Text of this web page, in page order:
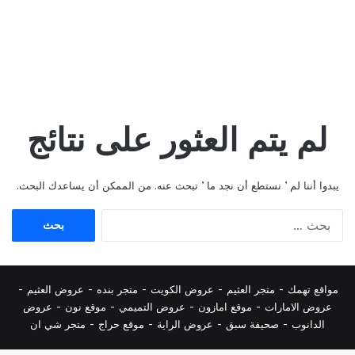
لم يتم العثور على نتائج
يبدوا أننا لم ’ نستطع أن نجد ما ’ تبحث عنه. من الممكن أن يساعدك البحث.
مواقع تهمك - متجر العثيم - عروض الكويت - متجر بنده - عروض العثيم -
عروض الامارات - موقع امازون - عروض التميمي - موقع نون - عروض
الدانوب - صحيفة سبق - عروض الراية - موقع حراج - متجر شي ان